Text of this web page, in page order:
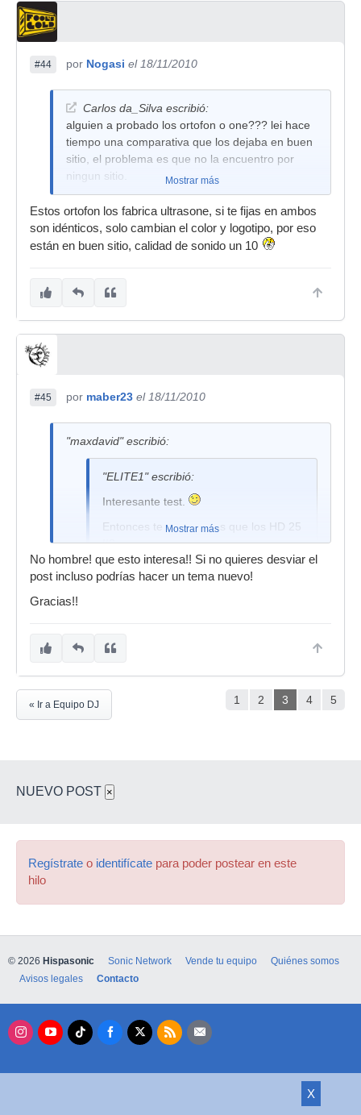
#44 por Nogasi el 18/11/2010
Carlos da_Silva escribió:
alguien a probado los ortofon o one??? lei hace
tiempo una comparativa que los dejaba en buen
sitio, el problema es que no la encuentro por
ningun sitio.
Mostrar más
Estos ortofon los fabrica ultrasone, si te fijas en ambos
son idénticos, solo cambian el color y logotipo, por eso
están en buen sitio, calidad de sonido un 10
#45 por maber23 el 18/11/2010
"maxdavid" escribió:
"ELITE1" escribió:
Interesante test.
Entonces te gustan mas que los HD 25
II?
Robustez?
...te contesto por privado... tengo los 2, te explico
Mostrar más
No hombre! que esto interesa!! Si no quieres desviar el
post incluso podrías hacer un tema nuevo!
Gracias!!
1 2 3 4 5
« Ir a Equipo DJ
NUEVO POST ×
Regístrate o identifícate para poder postear en este
hilo
X
© 2026 Hispasonic Sonic Network Vende tu equipo
Quiénes somos
Avisos legales
Contacto